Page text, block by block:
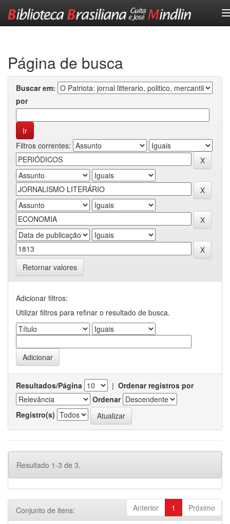
Página de busca
Buscar em:
por
Filtros correntes:
Retornar valores
Adicionar filtros:
Utilizar filtros para refinar o resultado de busca.
Resultados/Página | Ordenar registros por
Ordenar
Registro(s)
Resultado 1-3 de 3.
Anterior 1 Próximo
Conjunto de itens: